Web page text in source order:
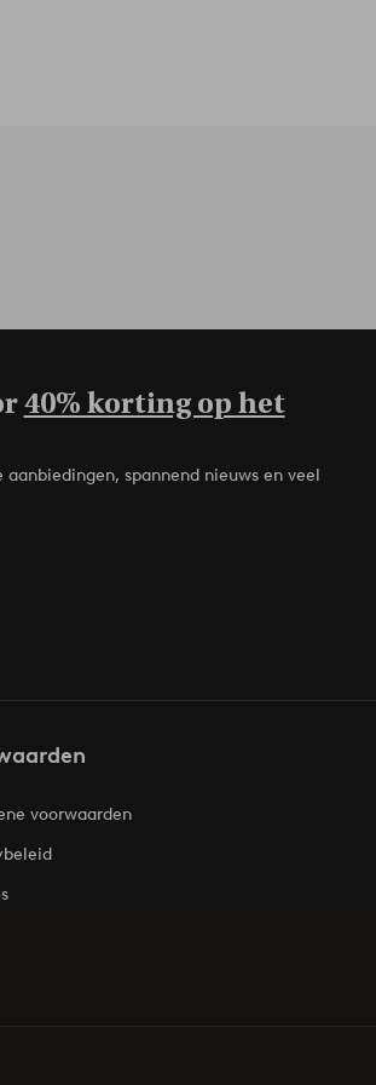
40% korting op het
spannend nieuws en veel
voorwaarden